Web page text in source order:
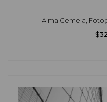
Alma Gemela,